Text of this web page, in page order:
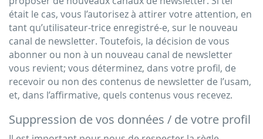
était le cas, vous l’autorisez à attirer votre attention, en
tant qu’utilisateur-trice enregistré-e, sur le nouveau
canal de newsletter. Toutefois, la décision de vous
abonner ou non à un nouveau canal de newsletter
vous revient; vous déterminez, dans votre profil, de
recevoir ou non des contenus de newsletter de l’usam,
et, dans l’affirmative, quels contenus vous recevez.
Suppression de vos données / de votre profil